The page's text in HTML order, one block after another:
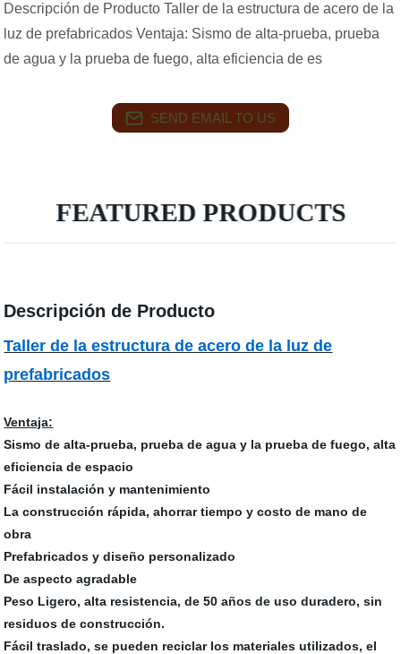
Descripción de Producto Taller de la estructura de acero de la
luz de prefabricados Ventaja: Sismo de alta-prueba, prueba
de agua y la prueba de fuego, alta eficiencia de es
SEND EMAIL TO US
FEATURED PRODUCTS
Descripción de Producto
Taller de la estructura de acero de la luz de
prefabricados
Ventaja:
Sismo de alta-prueba, prueba de agua y la prueba de fuego, alta
eficiencia de espacio
Fácil instalación y mantenimiento
La construcción rápida, ahorrar tiempo y costo de mano de
obra
Prefabricados y diseño personalizado
De aspecto agradable
Peso Ligero, alta resistencia, de 50 años de uso duradero, sin
residuos de construcción.
Fácil traslado, se pueden reciclar los materiales utilizados, el